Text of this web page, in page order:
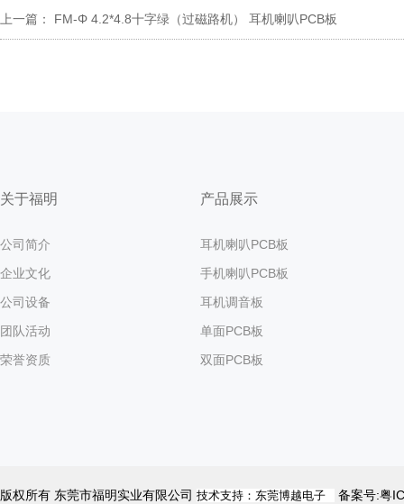
上一篇： FM-Φ 4.2*4.8十字绿（过磁路机） 耳机喇叭PCB板
关于福明
公司简介
企业文化
公司设备
团队活动
荣誉资质
产品展示
耳机喇叭PCB板
手机喇叭PCB板
耳机调音板
单面PCB板
双面PCB板
版权所有 东莞市福明实业有限公司 技术支持：东莞博越电子 备案号:粤